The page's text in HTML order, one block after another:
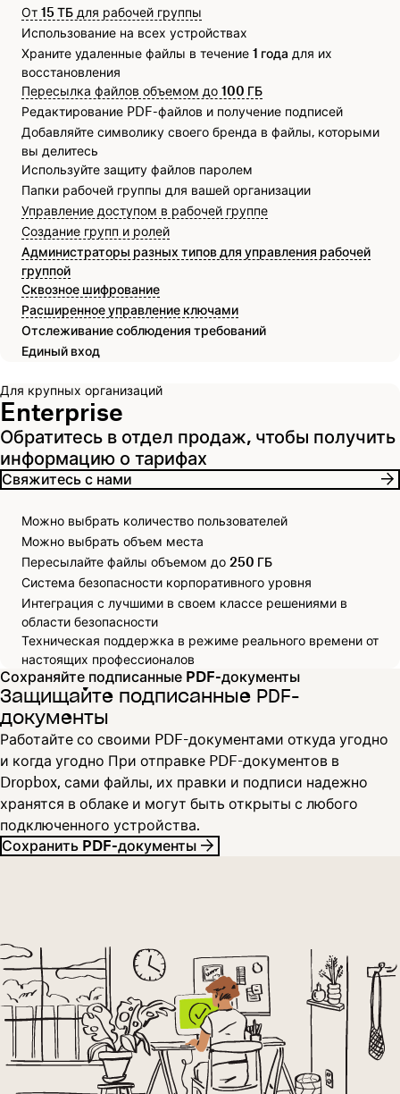
От 15 ТБ для рабочей группы
Использование на всех устройствах
Храните удаленные файлы в течение 1 года для их
восстановления
Пересылка файлов объемом до 100 ГБ
Редактирование PDF-файлов и получение подписей
Добавляйте символику своего бренда в файлы, которыми
вы делитесь
Используйте защиту файлов паролем
Папки рабочей группы для вашей организации
Управление доступом в рабочей группе
Создание групп и ролей
Администраторы разных типов для управления рабочей
группой
Сквозное шифрование
Расширенное управление ключами
Отслеживание соблюдения требований
Единый вход
Для крупных организаций
Enterprise
Обратитесь в отдел продаж, чтобы получить
информацию о тарифах
Свяжитесь с нами
Можно выбрать количество пользователей
Можно выбрать объем места
Пересылайте файлы объемом до 250 ГБ
Система безопасности корпоративного уровня
Интеграция с лучшими в своем классе решениями в
области безопасности
Техническая поддержка в режиме реального времени от
настоящих профессионалов
Сохраняйте подписанные PDF-документы
Защищайте подписанные PDF-
документы
Работайте со своими PDF-документами откуда угодно
и когда угодно При отправке PDF-документов в
Dropbox, сами файлы, их правки и подписи надежно
хранятся в облаке и могут быть открыты с любого
подключенного устройства.
Сохранить PDF-документы